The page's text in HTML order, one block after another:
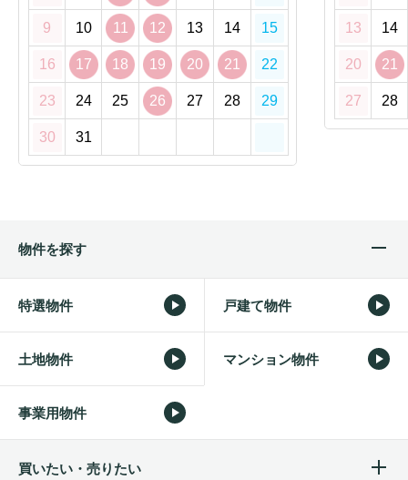
9 10 11 12 13 14 15
16 17 18 19 20 21 22
23 24 25 26 27 28 29
30 31
13 14
20 21
27 28
物件を探す
特選物件 戸建て物件
土地物件 マンション物件
事業用物件
買いたい・売りたい